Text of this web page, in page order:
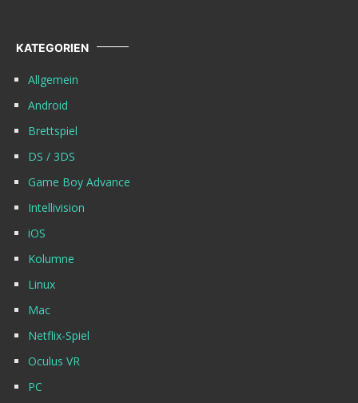
KATEGORIEN
Allgemein
Android
Brettspiel
DS / 3DS
Game Boy Advance
Intellivision
iOS
Kolumne
Linux
Mac
Netflix-Spiel
Oculus VR
PC